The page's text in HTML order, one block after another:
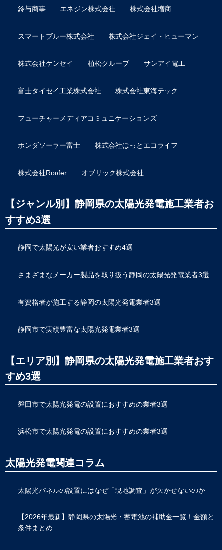
鈴与商事 エネジン株式会社 株式会社増商
スマートブルー株式会社 株式会社ジェイ・ヒューマン
株式会社ケンセイ 植松グループ サンアイ電工
富士タイセイ工業株式会社 株式会社東海テック
フューチャーメディアコミュニケーションズ
ホンダソーラー富士 株式会社ほっとエコライフ
株式会社Roofer オブリック株式会社
【ジャンル別】静岡県の太陽光発電施工業者お
すすめ3選
静岡で太陽光が安い業者おすすめ4選
さまざまなメーカー製品を取り扱う静岡の太陽光発電業者3選
有資格者が施工する静岡の太陽光発電業者3選
静岡市で実績豊富な太陽光発電業者3選
【エリア別】静岡県の太陽光発電施工業者おす
すめ3選
磐田市で太陽光発電の設置におすすめの業者3選
浜松市で太陽光発電の設置におすすめの業者3選
太陽光発電関連コラム
太陽光パネルの設置にはなぜ「現地調査」が欠かせないのか
【2026年最新】静岡県の太陽光・蓄電池の補助金一覧！金額と
条件まとめ